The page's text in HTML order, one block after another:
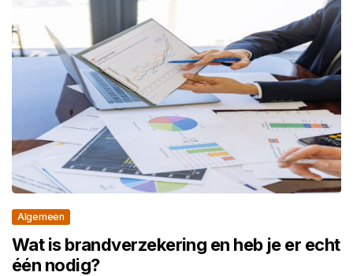
Algemeen
Wat is brandverzekering en heb je er echt
één nodig?